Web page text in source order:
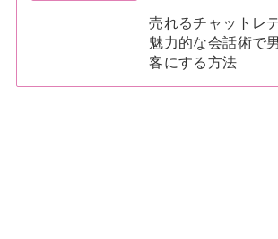
売れるチャットレ
魅力的な会話術で
客にする方法